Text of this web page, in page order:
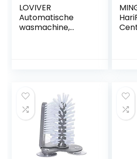
LOVIVER
Automatische
wasmachine,
keuken,
restaurant,